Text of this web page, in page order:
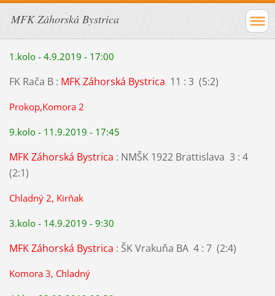
MFK Záhorská Bystrica
1.kolo - 4.9.2019 - 17:00
FK Rača B : MFK Záhorská Bystrica 11 : 3 (5:2)
Prokop,Komora 2
9.kolo - 11.9.2019 - 17:45
MFK Záhorská Bystrica : NMŠK 1922 Brattislava 3 : 4
(2:1)
Chladný 2, Kirňak
3.kolo - 14.9.2019 - 9:30
MFK Záhorská Bystrica : ŠK Vrakuňa BA 4 : 7 (2:4)
Komora 3, Chladný